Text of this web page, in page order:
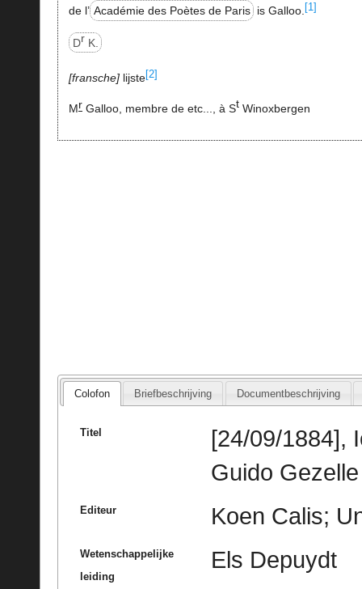
de l’ Académie des Poètes de Paris is Galloo. [1]
Dr K.
fransche lijste [2]
MrGalloo, membre de etc..., à StWinoxbergen
Colofon Briefbeschrijving Documentbeschrijving
Titel
[24/09/1884],
Guido Gezelle
Editeur Koen Calis;
Wetenschappelijke
leiding
Els Depuydt